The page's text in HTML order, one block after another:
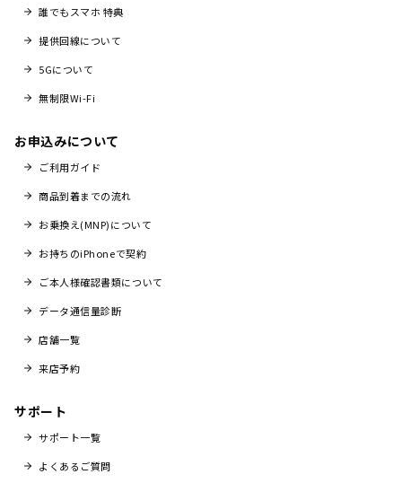
誰でもスマホ 特典
提供回線について
5Gについて
無制限Wi-Fi
お申込みについて
ご利用ガイド
商品到着までの流れ
お乗換え(MNP)について
お持ちのiPhoneで契約
ご本人様確認書類について
データ通信量診断
店舗一覧
来店予約
サポート
サポート一覧
よくあるご質問